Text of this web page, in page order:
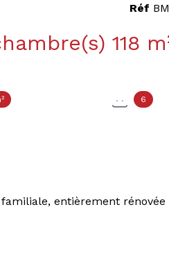
Maison 6 pièce(s) 4
6
Réf
entièrement rénovée